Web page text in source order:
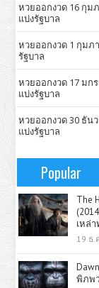
หวยออกงวด 16 กุม
แบ่งรัฐบาล
หวยออกงวด 1 กุมภ
รัฐบาล
หวยออกงวด 17 มก
แบ่งรัฐบาล
หวยออกงวด 30 ธัน
แบ่งรัฐบาล
Popular
The
เหล่
19 ธ.
พิภพ